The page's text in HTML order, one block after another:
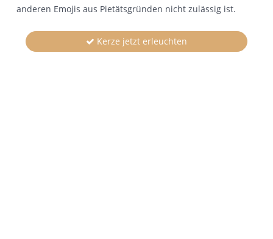
anderen Emojis aus Pietätsgründen nicht zulässig ist.
Kerze jetzt erleuchten